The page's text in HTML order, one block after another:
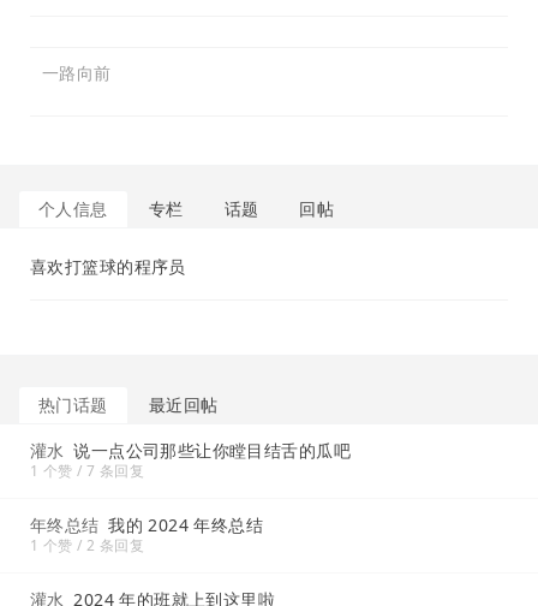
一路向前
个人信息 专栏 话题 回帖
喜欢打篮球的程序员
热门话题
最近回帖
灌水 说一点公司那些让你瞠目结舌的瓜吧
1 个赞 / 7 条回复
年终总结 我的 2024 年终总结
1 个赞 / 2 条回复
灌水 2024 年的班就上到这里啦